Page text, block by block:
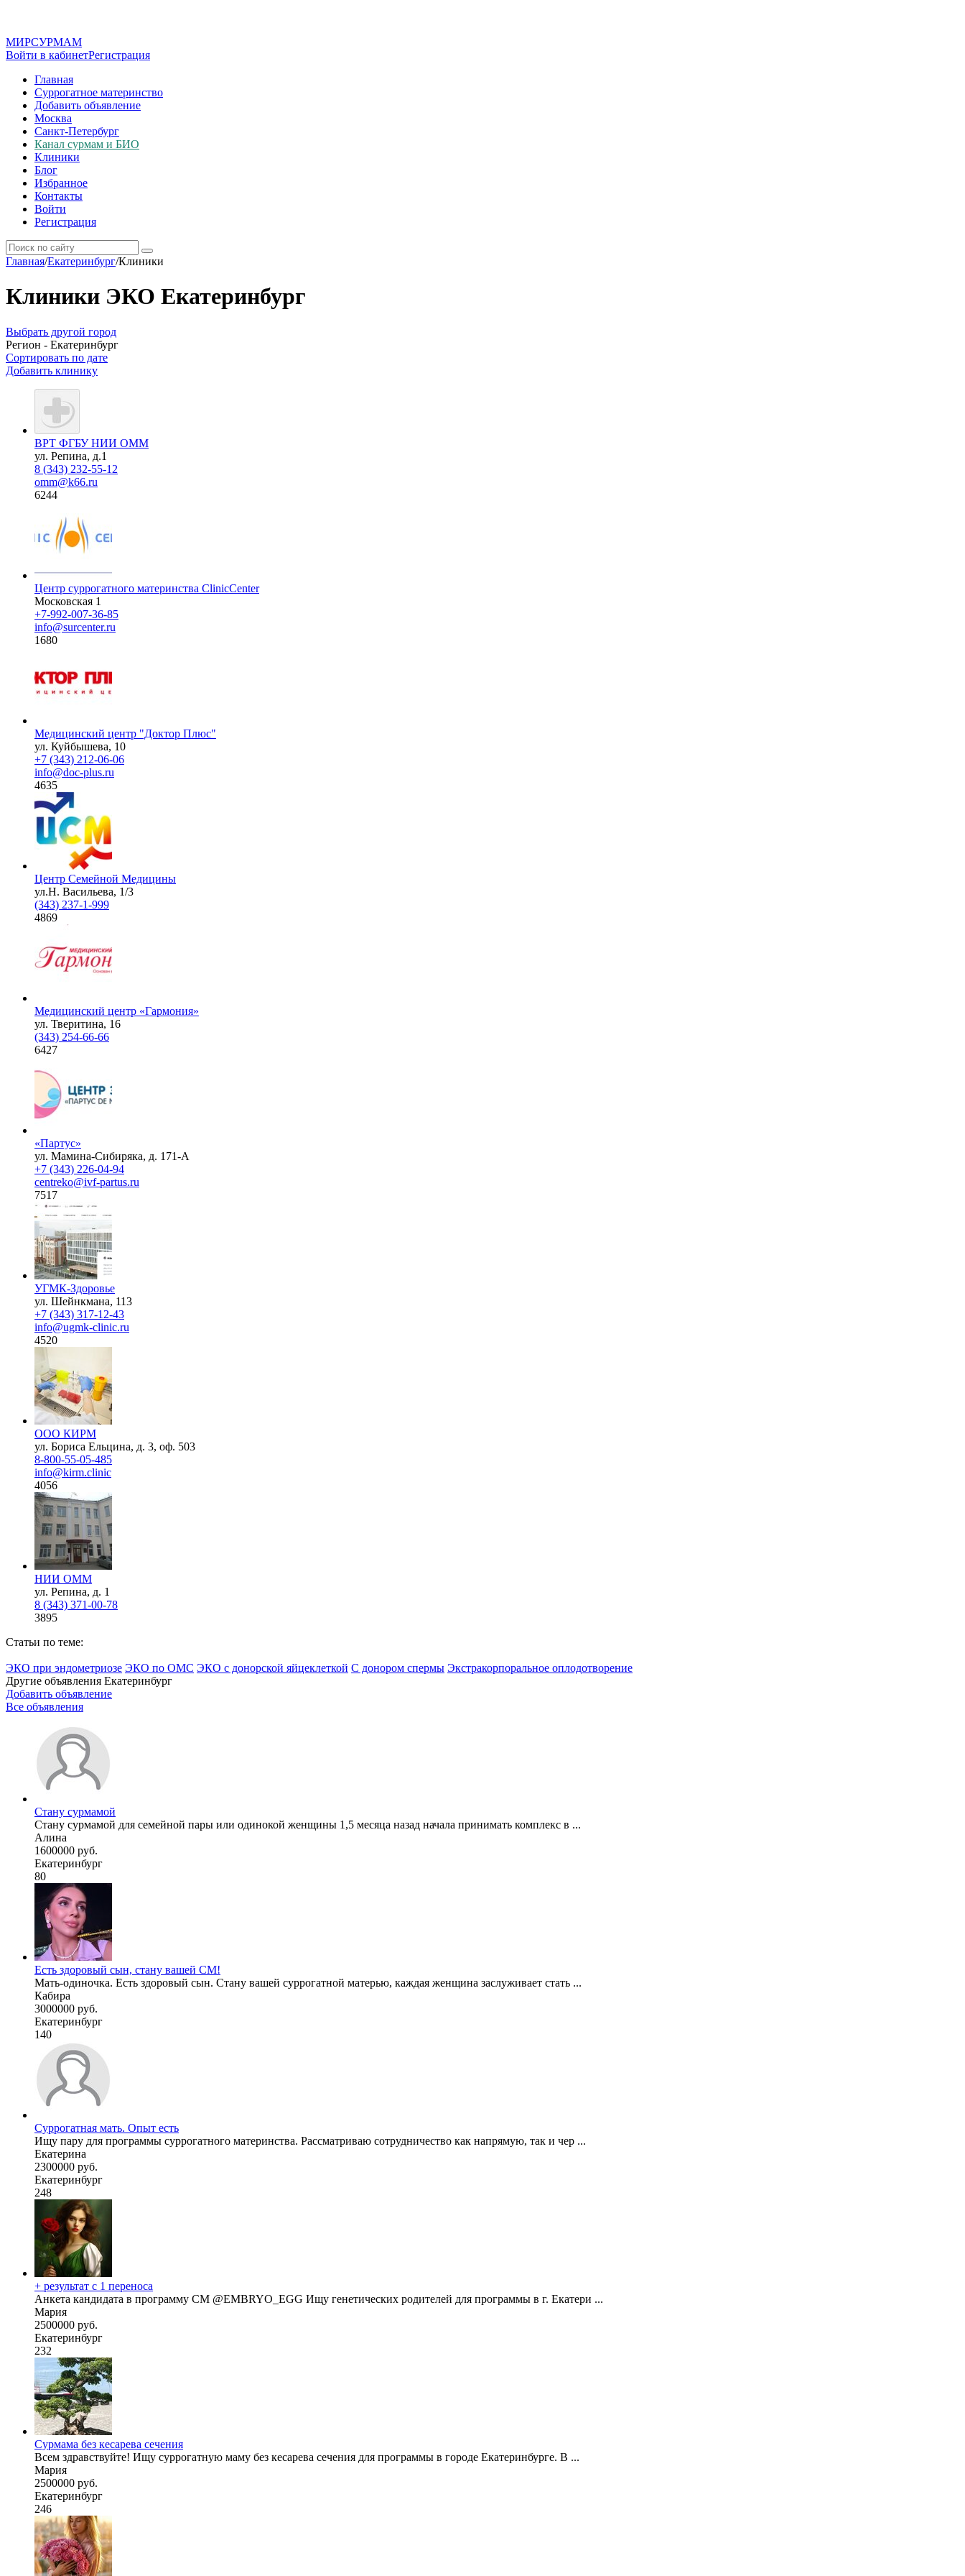
МИРСУРМАМ
Войти в кабинетРегистрация
Главная
Суррогатное материнство
Добавить объявление
Москва
Санкт-Петербург
Канал сурмам и БИО
Клиники
Блог
Избранное
Контакты
Войти
Регистрация
Главная/Екатеринбург/Клиники
Клиники ЭКО Екатеринбург
Выбрать другой город
Регион - Екатеринбург
Сортировать по дате
Добавить клинику
ВРТ ФГБУ НИИ ОММ
ул. Репина, д.1
8 (343) 232-55-12
omm@k66.ru
6244
Центр суррогатного материнства ClinicCenter
Московская 1
+7-992-007-36-85
info@surcenter.ru
1680
Медицинский центр "Доктор Плюс"
ул. Куйбышева, 10
+7 (343) 212-06-06
info@doc-plus.ru
4635
Центр Семейной Медицины
ул.Н. Васильева, 1/3
(343) 237-1-999
4869
Медицинский центр «Гармония»
ул. Тверитина, 16
(343) 254-66-66
6427
«Партус»
ул. Мамина-Сибиряка, д. 171-А
+7 (343) 226-04-94
centreko@ivf-partus.ru
7517
УГМК-Здоровье
ул. Шейнкмана, 113
+7 (343) 317-12-43
info@ugmk-clinic.ru
4520
ООО КИРМ
ул. Бориса Ельцина, д. 3, оф. 503
8-800-55-05-485
info@kirm.clinic
4056
НИИ ОММ
ул. Репина, д. 1
8 (343) 371-00-78
3895
Статьи по теме:
ЭКО при эндометриозе ЭКО по ОМС ЭКО с донорской яйцеклеткой С донором спермы Экстракорпоральное оплодотворение
Другие объявления Екатеринбург
Добавить объявление
Все объявления
Стану сурмамой
Стану сурмамой для семейной пары или одинокой женщины 1,5 месяца назад начала принимать комплекс в ...
Алина
1600000 руб.
Екатеринбург
80
Есть здоровый сын, стану вашей СМ!
Мать-одиночка. Есть здоровый сын. Стану вашей суррогатной матерью, каждая женщина заслуживает стать ...
Кабира
3000000 руб.
Екатеринбург
140
Суррогатная мать. Опыт есть
Ищу пару для программы суррогатного материнства. Рассматриваю сотрудничество как напрямую, так и чер ...
Екатерина
2300000 руб.
Екатеринбург
248
+ результат с 1 переноса
Анкета кандидата в программу СМ @EMBRYO_EGG Ищу генетических родителей для программы в г. Екатери ...
Мария
2500000 руб.
Екатеринбург
232
Сурмама без кесарева сечения
Всем здравствуйте! Ищу суррогатную маму без кесарева сечения для программы в городе Екатеринбурге. В ...
Мария
2500000 руб.
Екатеринбург
246